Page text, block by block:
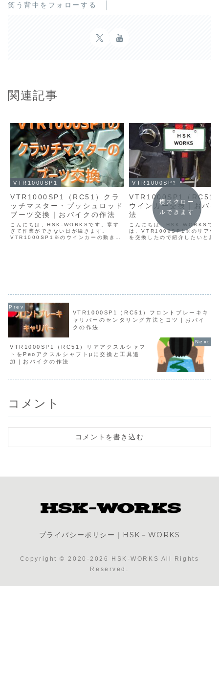
笑う背中をフォローする
関連記事
VTR1000SP1
VTR1000SP1（RC51）クラ
ッチマスター・プッシュロッド
ブーツ交換｜おバイクの作法
こんにちは、HSK-WORKSです。寒す
ぎて作業ができない日が続きます。
VTR1000SP1※のウインカーの動きが
VTR1000SP1
VTR1000SP1（RC51
ウインカー交換｜おバ
法
こんにちは、HSK-WORKSで
は、VTR1000SP1※のリアウ
を交換したので紹介したいと思
横スクロー
ルできます
VTR1000SP1（RC51）フロントブレーキキ
ャリパーのセンタリング方法とコツ｜おバイ
クの作法
VTR1000SP1（RC51）リアアクスルシャフ
トをPeoアクスルシャフトμに交換と工具追
加｜おバイクの作法
コメント
コメントを書き込む
プライバシーポリシー｜HSK－WORKS
Copyright © 2020-2026 HSK-WORKS All Rights
Reserved.